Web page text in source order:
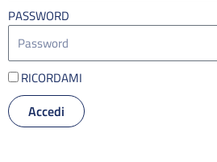
PASSWORD
RICORDAMI
Accedi